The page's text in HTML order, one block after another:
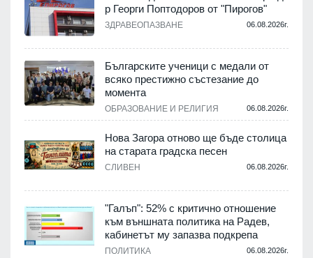
р Георги Поптодоров от "Пирогов"
ЗДРАВЕОПАЗВАНЕ 06.08.2026г.
Българските ученици с медали от
всяко престижно състезание до
момента
ОБРАЗОВАНИЕ И РЕЛИГИЯ 06.08.2026г.
Нова Загора отново ще бъде столица
на старата градска песен
СЛИВЕН 06.08.2026г.
"Галъп": 52% с критично отношение
към външната политика на Радев,
кабинетът му запазва подкрепа
ПОЛИТИКА 06.08.2026г.